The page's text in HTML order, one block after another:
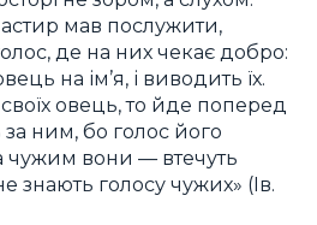
мав послужити,
де на них чекає добро:
на ім’я, і виводить їх.
овець, то йде поперед
за ним, бо голос його
чужим вони — втечуть
знають голосу чужих» (Ів.